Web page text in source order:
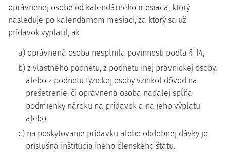
oprávnenej osobe od kalendárneho mesiaca, ktorý
nasleduje po kalendárnom mesiaci, za ktorý sa už
prídavok vyplatil, ak
a) oprávnená osoba nesplnila povinnosti podľa § 14,
b) z vlastného podnetu, z podnetu inej právnickej osoby,
alebo z podnetu fyzickej osoby vznikol dôvod na
prešetrenie, či oprávnená osoba naďalej spĺňa
podmienky nároku na prídavok a na jeho výplatu
alebo
c) na poskytovanie prídavku alebo obdobnej dávky je
príslušná inštitúcia iného členského štátu.